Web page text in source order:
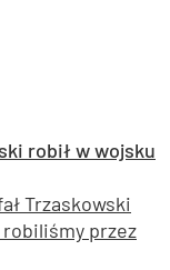
robił w wojsku
Trzaskowski
robiliśmy przez